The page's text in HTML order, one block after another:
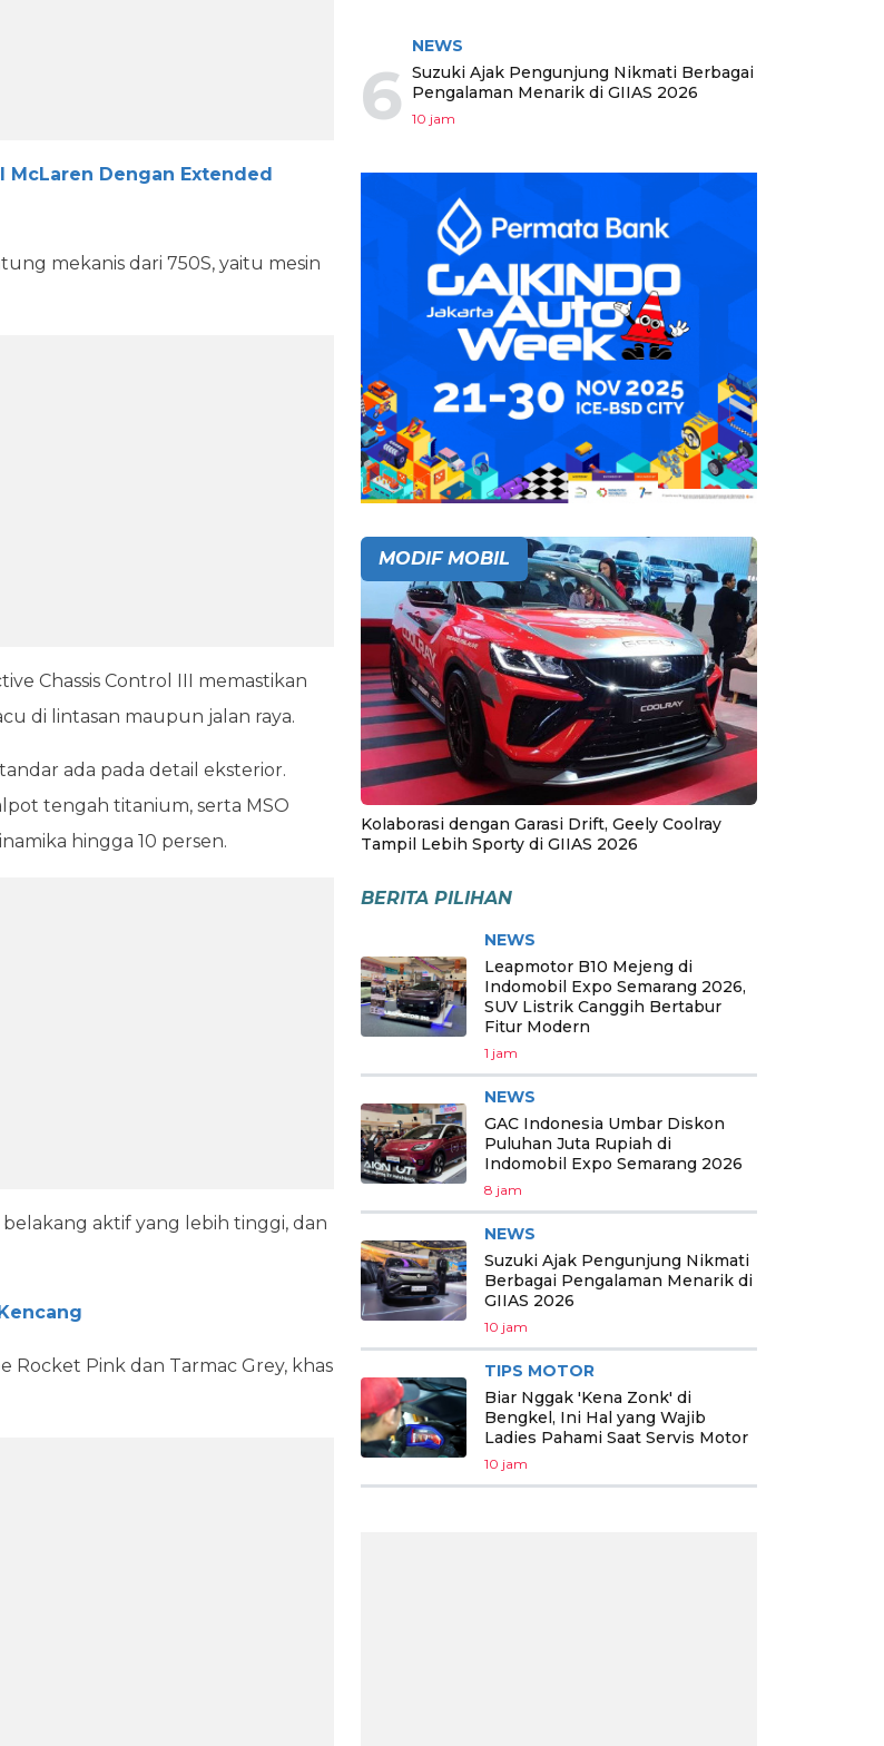
McLaren Dengan Extended
mekanis dari 750S, yaitu mesin
Chassis Control III memastikan
di lintasan maupun jalan raya.
ada pada detail eksterior.
tengah titanium, serta MSO
hingga 10 persen.
aktif yang lebih tinggi, dan
Rocket Pink dan Tarmac Grey, khas
6
NEWS
Suzuki Ajak Pengunjung Nikmati Berbagai
Pengalaman Menarik di GIIAS 2026
10 jam
MODIF MOBIL
Kolaborasi dengan Garasi Drift, Geely Coolray
Tampil Lebih Sporty di GIIAS 2026
BERITA PILIHAN
NEWS
Leapmotor B10 Mejeng di
Indomobil Expo Semarang 2026,
SUV Listrik Canggih Bertabur
Fitur Modern
1 jam
NEWS
GAC Indonesia Umbar Diskon
Puluhan Juta Rupiah di
Indomobil Expo Semarang 2026
8 jam
NEWS
Suzuki Ajak Pengunjung Nikmati
Berbagai Pengalaman Menarik di
GIIAS 2026
10 jam
TIPS MOTOR
Biar Nggak 'Kena Zonk' di
Bengkel, Ini Hal yang Wajib
Ladies Pahami Saat Servis Motor
10 jam